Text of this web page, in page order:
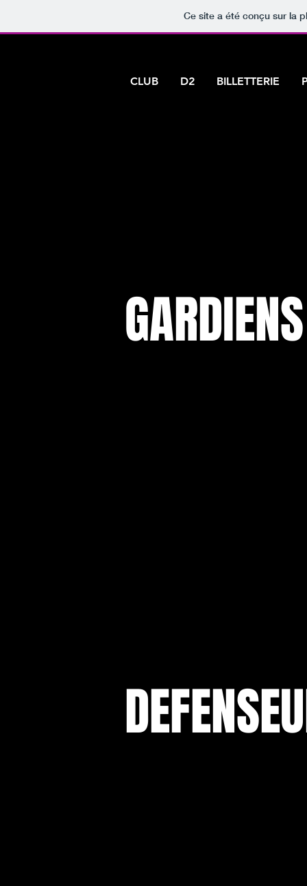
Ce site a été conçu sur la
CLUB D2 BILLETTERIE
GARDIENS​